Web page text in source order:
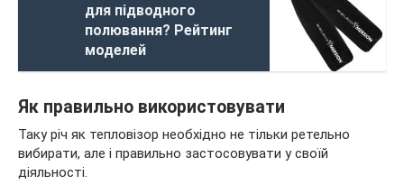
для підводного
полювання? Рейтинг
моделей
Як правильно використовувати
Таку річ як тепловізор необхідно не тільки ретельно
вибирати, але і правильно застосовувати у своїй
діяльності.